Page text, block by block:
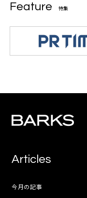
Feature 特集
Articles
今月の記事